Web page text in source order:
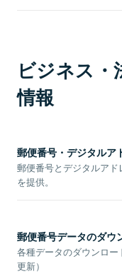
ビジネス・
情報
郵便番号・デジタルア
郵便番号とデジタルア
を提供。
郵便番号データのダウ
各種データのダウンロー
更新）